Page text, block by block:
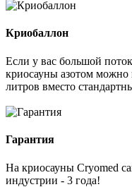
Криобаллон
Если у вас большой
криосауны азотом можно
литров вместо
Гарантия
На криосауны Cryomed
индустрии - 3 года!